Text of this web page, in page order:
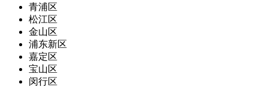
青浦区
松江区
金山区
浦东新区
嘉定区
宝山区
闵行区